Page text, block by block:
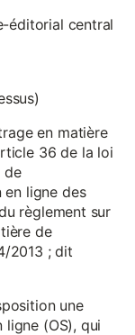
éditorial central
en matière
36 de la loi
de
en ligne des
règlement sur
de
2013 ; dit
une
(OS), qui